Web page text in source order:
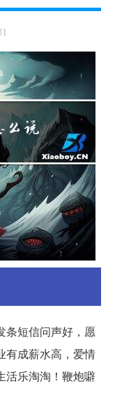
条短信问声好，愿
有成薪水高，爱情
活乐淘淘！鞭炮噼